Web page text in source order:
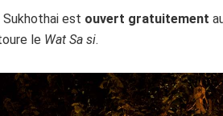
Sukhothai est ouvert gratuitement
le Wat Sa si.